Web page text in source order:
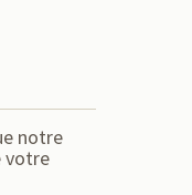
notre
votre